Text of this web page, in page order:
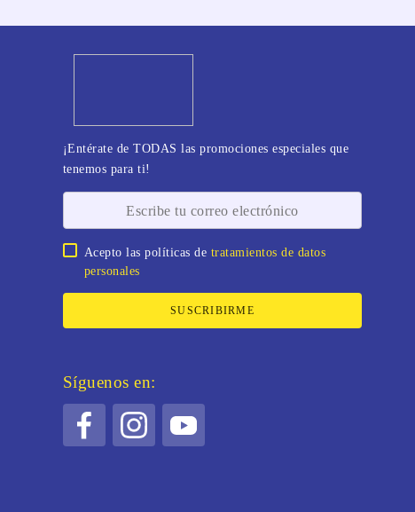
¡Entérate de TODAS las promociones especiales que
tenemos para ti!
Acepto las políticas de tratamientos de datos
personales
SUSCRIBIRME
Síguenos en: